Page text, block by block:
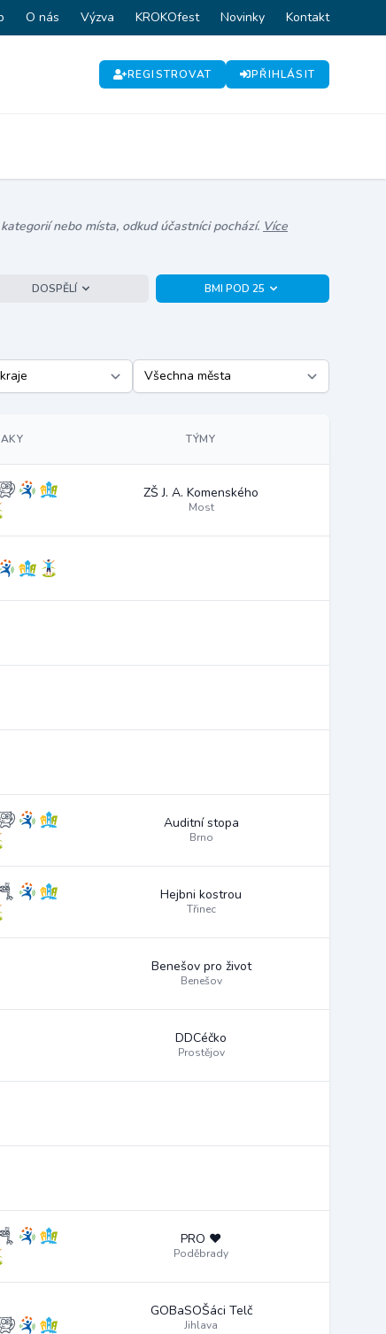
O nás Výzva KROKOfest Novinky Kontakt
REGISTROVAT PŘIHLÁSIT
nebo místa, odkud účastníci pochází. Více
DOSPĚLÍ BMI POD 25
TÝMY
ZŠ J. A. Komenského
Most
Auditní stopa
Brno
Hejbni kostrou
Třinec
Benešov pro život
Benešov
DDCéčko
Prostějov
PRO ❤️
Poděbrady
GOBaSOŠáci Telč
Jihlava